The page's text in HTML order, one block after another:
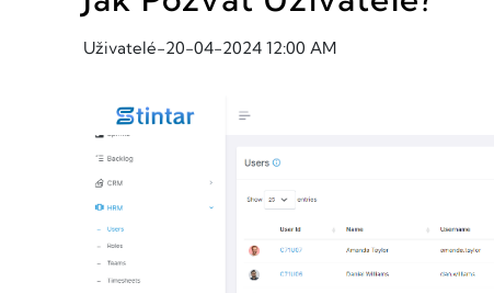
Uživatelé-20-04-2024 12:00 AM